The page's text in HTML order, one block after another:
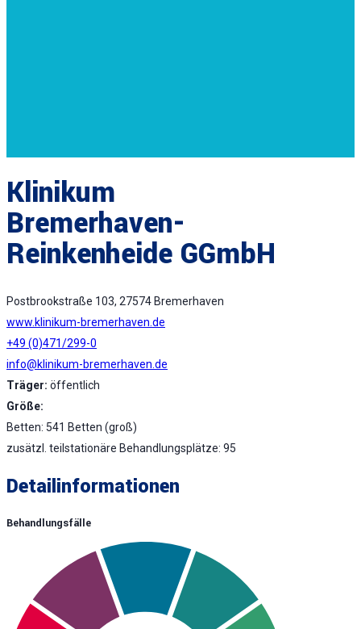
Klinikum
Bremerhaven-
Reinkenheide GGmbH
Postbrookstraße 103, 27574 Bremerhaven
www.klinikum-bremerhaven.de
+49 (0)471/299-0
info@klinikum-bremerhaven.de
Träger: öffentlich
Größe:
Betten: 541 Betten (groß)
zusätzl. teilstationäre Behandlungsplätze: 95
Detailinformationen
Behandlungsfälle